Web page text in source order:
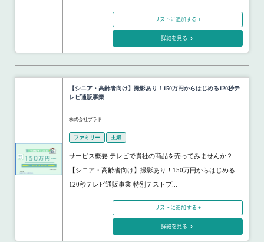
リストに追加する +
詳細を見る
【シニア・高齢者向け】撮影あり！150万円からはじめる120秒テ
レビ通販事業
株式会社プラド
ファミリー 主婦
サービス概要 テレビで貴社の商品を売ってみませんか？
【シニア・高齢者向け】撮影あり！150万円からはじめる
120秒テレビ通販事業 特別テストプ...
リストに追加する +
詳細を見る